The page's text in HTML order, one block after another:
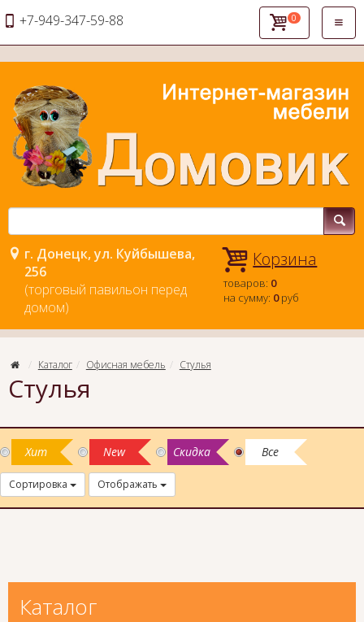
+7-949-347-59-88 0
г. Донецк, ул. Куйбышева,
256
(торговый павильон перед
домом)
Корзина
товаров: 0
на сумму: 0руб
Каталог Офисная мебель Стулья
Стулья
Хит New Скидка Все
Сортировка Отображать
Каталог